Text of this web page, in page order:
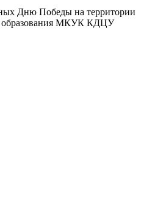
Дню Победы на территории
образования МКУК КДЦУ